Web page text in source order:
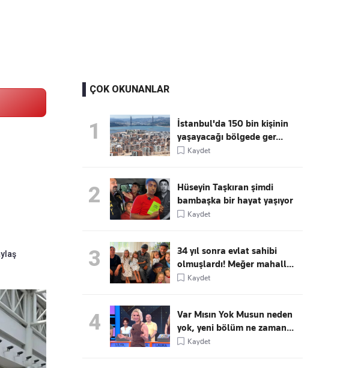
ÇOK OKUNANLAR
1
İstanbul'da 150 bin kişinin
yaşayacağı bölgede ger...
Kaydet
2
Hüseyin Taşkıran şimdi
bambaşka bir hayat yaşıyor
Kaydet
3
34 yıl sonra evlat sahibi
olmuşlardı! Meğer mahall...
Kaydet
4
Var Mısın Yok Musun neden
yok, yeni bölüm ne zaman...
Kaydet